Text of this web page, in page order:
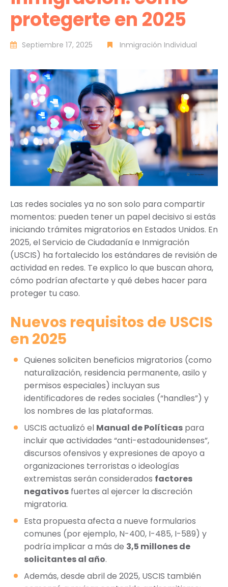
protegerte en 2025
Septiembre 17, 2025 Inmigración Individual
Las redes sociales ya no son solo para compartir
momentos: pueden tener un papel decisivo si estás
iniciando trámites migratorios en Estados Unidos. En
2025, el Servicio de Ciudadanía e Inmigración
(USCIS) ha fortalecido los estándares de revisión de
actividad en redes. Te explico lo que buscan ahora,
cómo podrían afectarte y qué debes hacer para
proteger tu caso.
Nuevos requisitos de USCIS
en 2025
Quienes soliciten beneficios migratorios (como
naturalización, residencia permanente, asilo y
permisos especiales) incluyan sus
identificadores de redes sociales (“handles”) y
los nombres de las plataformas.
USCIS actualizó el Manual de Políticas para
incluir que actividades “anti-estadounidenses”,
discursos ofensivos y expresiones de apoyo a
organizaciones terroristas o ideologías
extremistas serán considerados factores
negativos fuertes al ejercer la discreción
migratoria.
Esta propuesta afecta a nueve formularios
comunes (por ejemplo, N-400, I-485, I-589) y
podría implicar a más de 3,5 millones de
solicitantes al año.
Además, desde abril de 2025, USCIS también